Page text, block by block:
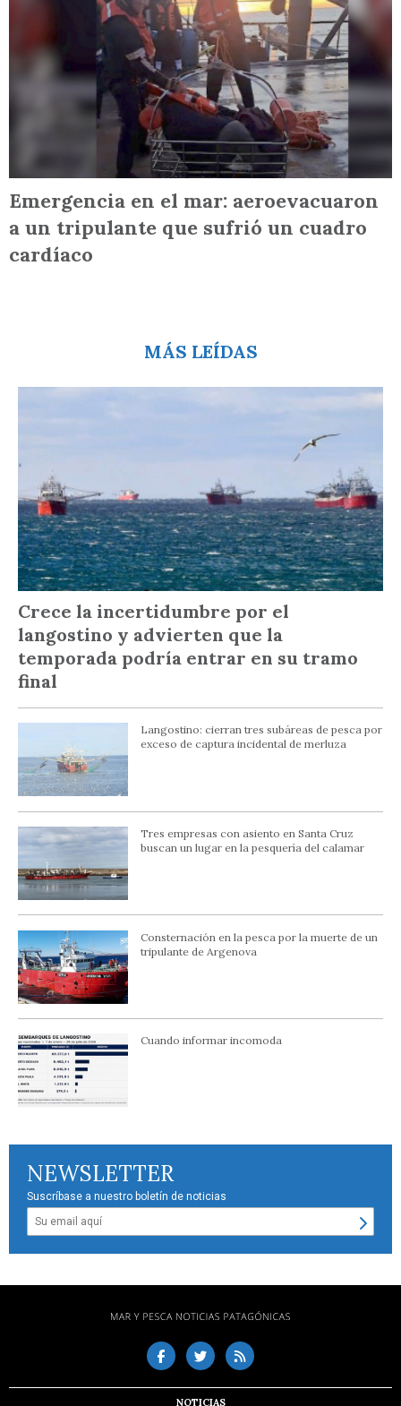
Emergencia en el mar: aeroevacuaron
a un tripulante que sufrió un cuadro
cardíaco
MÁS LEÍDAS
Crece la incertidumbre por el
langostino y advierten que la
temporada podría entrar en su tramo
final
Langostino: cierran tres subáreas de pesca por
exceso de captura incidental de merluza
Tres empresas con asiento en Santa Cruz
buscan un lugar en la pesquería del calamar
Consternación en la pesca por la muerte de un
tripulante de Argenova
Cuando informar incomoda
NEWSLETTER
Suscríbase a nuestro boletín de noticias
NOTICIAS